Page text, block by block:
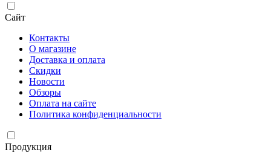
Сайт
Контакты
О магазине
Доставка и оплата
Скидки
Новости
Обзоры
Оплата на сайте
Политика конфиденциальности
Продукция